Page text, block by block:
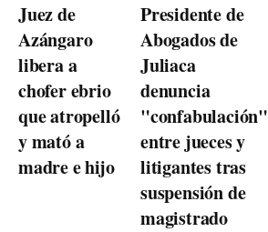
Juez de
Azángaro
libera a
chofer ebrio
que atropelló
y mató a
madre e hijo
Presidente de
Abogados de
Juliaca
denuncia
"confabulación"
entre jueces y
litigantes tras
suspensión de
magistrado